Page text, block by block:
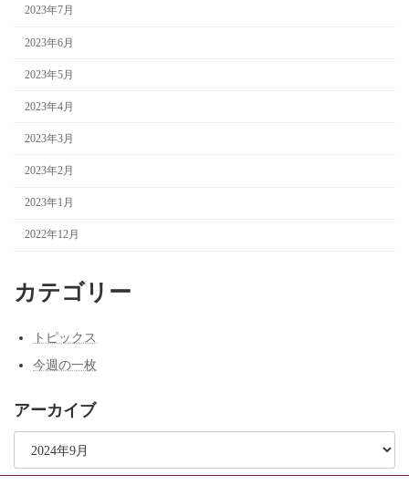
2023年7月
2023年6月
2023年5月
2023年4月
2023年3月
2023年2月
2023年1月
2022年12月
カテゴリー
トピックス
今週の一枚
アーカイブ
ア
イ